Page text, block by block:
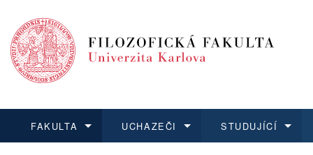
FAKULTA UCHAZEČI STUDUJÍCÍ